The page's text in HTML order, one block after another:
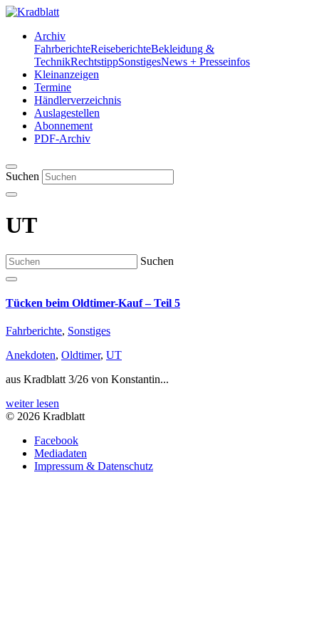
Archiv
FahrberichteReiseberichteBekleidung &
TechnikRechtstippSonstigesNews + Presseinfos
Kleinanzeigen
Termine
Händlerverzeichnis
Auslagestellen
Abonnement
PDF-Archiv
Suchen
UT
Suchen
Tücken beim Oldtimer-Kauf – Teil 5
Fahrberichte, Sonstiges
Anekdoten, Oldtimer, UT
aus Kradblatt 3/26 von Konstantin...
weiter lesen
© 2026 Kradblatt
Facebook
Mediadaten
Impressum & Datenschutz